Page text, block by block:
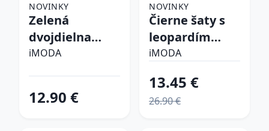
NOVINKY
Zelená
dvojdielna
bavlnená
iMODA
12.90 €
NOVINKY
Čierne šaty s
leopardím
vzorom
iMODA
13.45 €
26.90 €